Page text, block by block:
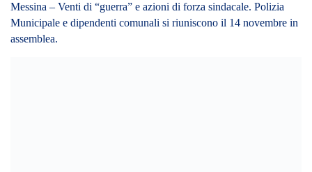
Messina – Venti di “guerra” e azioni di forza sindacale. Polizia
Municipale e dipendenti comunali si riuniscono il 14 novembre in
assemblea.